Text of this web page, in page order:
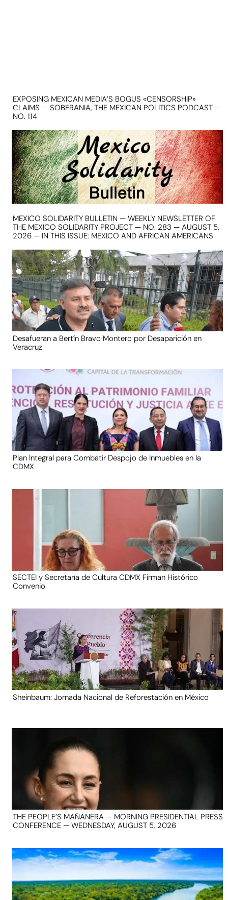
EXPOSING MEXICAN MEDIA’S BOGUS «CENSORSHIP»
CLAIMS — SOBERANIA, THE MEXICAN POLITICS PODCAST —
NO. 114
MEXICO SOLIDARITY BULLETIN — WEEKLY NEWSLETTER OF
THE MEXICO SOLIDARITY PROJECT — NO. 283 — AUGUST 5,
2026 — IN THIS ISSUE: MEXICO AND AFRICAN AMERICANS
Desafueran a Bertín Bravo Montero por Desaparición en
Veracruz
Plan Integral para Combatir Despojo de Inmuebles en la
CDMX
SECTEI y Secretaría de Cultura CDMX Firman Histórico
Convenio
Sheinbaum: Jornada Nacional de Reforestación en México
THE PEOPLE’S MAÑANERA — MORNING PRESIDENTIAL PRESS
CONFERENCE — WEDNESDAY, AUGUST 5, 2026